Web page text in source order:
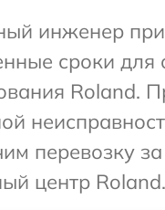
инженер
сроки для
Roland.
перевозку
центр Roland.